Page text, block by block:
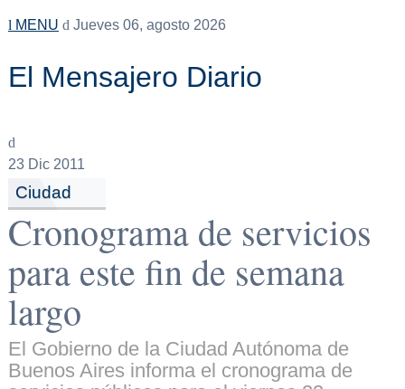
MENU Jueves 06, agosto 2026
El Mensajero Diario
23Dic 2011
Ciudad
Cronograma de servicios
para este fin de semana
largo
El Gobierno de la Ciudad Autónoma de
Buenos Aires informa el cronograma de